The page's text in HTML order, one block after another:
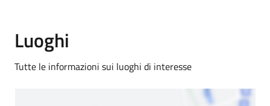
Luoghi
Tutte le informazioni sui luoghi di interesse